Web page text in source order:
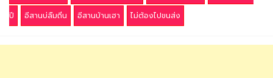
ปี
อีสานบ่ลืมถิ่น อีสานบ้านเฮา ไม่ต้องไปขนส่ง